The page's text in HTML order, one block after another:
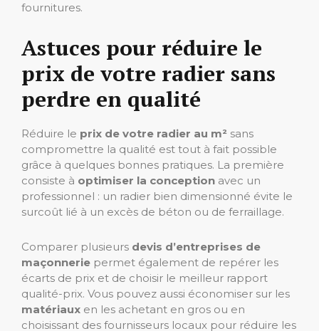
fournitures.
Astuces pour réduire le
prix de votre radier sans
perdre en qualité
Réduire le prix de votre radier au m² sans
compromettre la qualité est tout à fait possible
grâce à quelques bonnes pratiques. La première
consiste à optimiser la conception avec un
professionnel : un radier bien dimensionné évite le
surcoût lié à un excès de béton ou de ferraillage.
Comparer plusieurs devis d’entreprises de
maçonnerie permet également de repérer les
écarts de prix et de choisir le meilleur rapport
qualité-prix. Vous pouvez aussi économiser sur les
matériaux en les achetant en gros ou en
choisissant des fournisseurs locaux pour réduire les